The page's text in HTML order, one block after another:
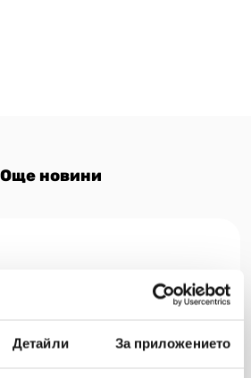
Детайли За приложението
Още новини
за репродуктивно здраве“
места в община Разград